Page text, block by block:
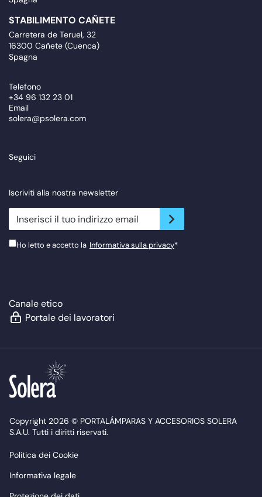
STABILIMENTO CAÑETE
Carretera de Teruel, 32
16300 Cañete (Cuenca)
Spagna
Telefono
+34 96 132 23 01
Email
solera@psolera.com
Seguici
Iscriviti alla nostra newsletter
newsletter.suscribe
Ho letto e accetto la Informativa sulla privacy*
Canale etico
Portale dei lavoratori
Copyright 2026 © PORTALÁMPARAS Y ACCESORIOS SOLERA
S.A.U. Tutti i diritti riservati.
Politica dei Cookie
Informativa legale